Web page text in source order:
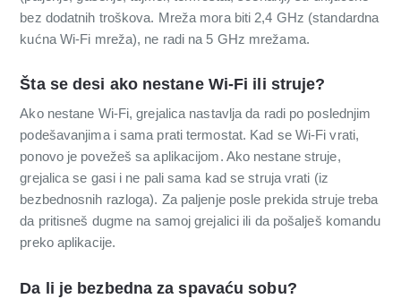
bez dodatnih troškova. Mreža mora biti 2,4 GHz (standardna
kućna Wi-Fi mreža), ne radi na 5 GHz mrežama.
Šta se desi ako nestane Wi-Fi ili struje?
Ako nestane Wi-Fi, grejalica nastavlja da radi po poslednjim
podešavanjima i sama prati termostat. Kad se Wi-Fi vrati,
ponovo je povežeš sa aplikacijom. Ako nestane struje,
grejalica se gasi i ne pali sama kad se struja vrati (iz
bezbednosnih razloga). Za paljenje posle prekida struje treba
da pritisneš dugme na samoj grejalici ili da pošalješ komandu
preko aplikacije.
Da li je bezbedna za spavaću sobu?